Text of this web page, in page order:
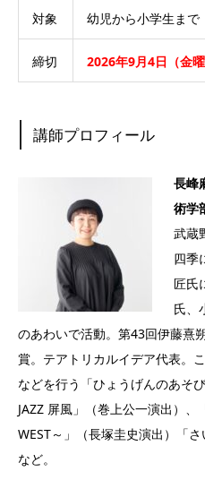
対象 幼児から小学生まで
締切 2026年9月4日（金
講師プロフィール
長峰
術学
武蔵
四季
匠氏
氏、
のあわいで活動。第43回伊藤熹
賞。テアトリカルイデア代表。
などを行う「ひょうげんのあそ
JAZZ 屏風」（巻上公一演出）、
WEST～」（長塚圭史演出）「
など。